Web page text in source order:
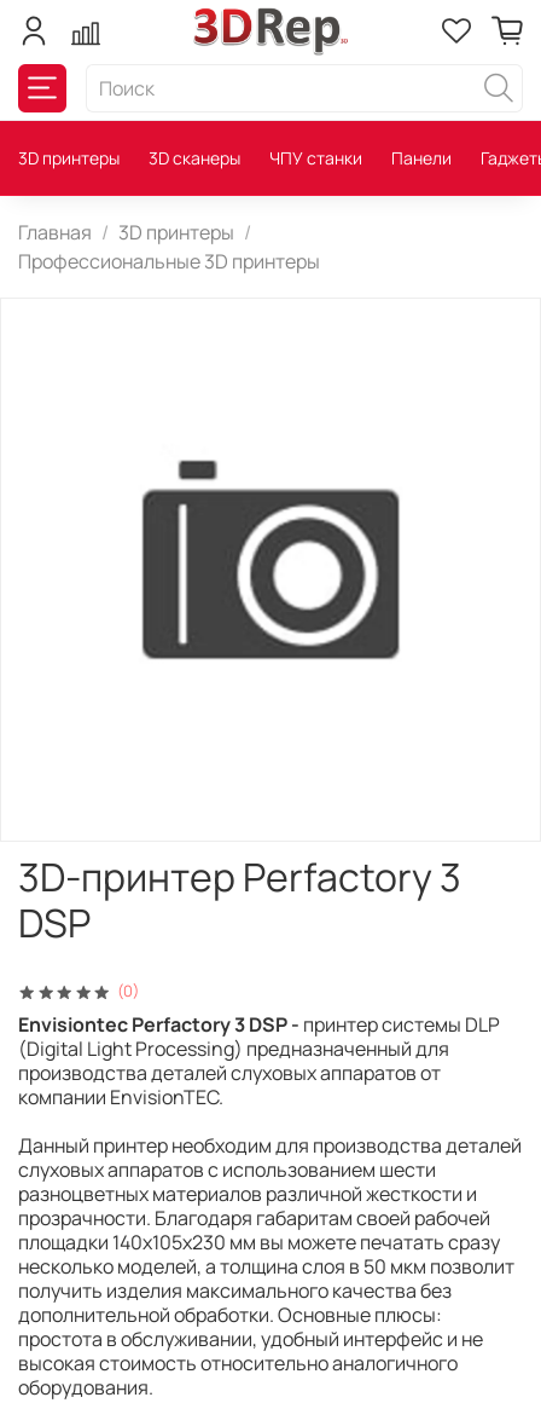
3D принтеры 3D сканеры ЧПУ станки Панели
Главная
3D принтеры
Профессиональные 3D принтеры
(0)
3D-принтер Perfactory 3
DSP
Envisiontec Perfactory 3 DSP- принтер системы DLP
(Digital Light Processing) предназначенный для
производства деталей слуховых аппаратов от
компании EnvisionTEC.
Данный принтер необходим для производства деталей
слуховых аппаратов с использованием шести
разноцветных материалов различной жесткости и
прозрачности. Благодаря габаритам своей рабочей
площадки 140х105х230 мм вы можете печатать сразу
несколько моделей, а толщина слоя в 50 мкм позволит
получить изделия максимального качества без
дополнительной обработки. Основные плюсы:
простота в обслуживании, удобный интерфейс и не
высокая стоимость относительно аналогичного
оборудования.